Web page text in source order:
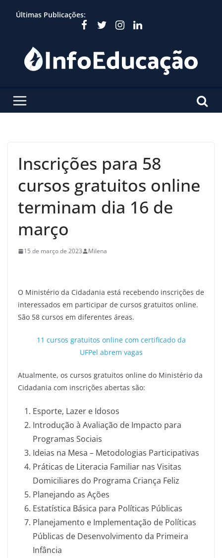
Últimas Publicações:
Inscrições para 58
cursos gratuitos online
terminam dia 16 de
março
15 de março de 2023 Milena
O Ministério da Cidadania está recebendo inscrições de
interessados em participar de cursos gratuitos online.
São 58 cursos em diferentes áreas.
11 cursos gratuitos online com certificado da
UFPel abrem vagas
Atualmente, os cursos gratuitos online do Ministério da
Cidadania com inscrições abertas são:
Esporte, Lazer e Idosos
Introdução à Avaliação de Impacto para
Programas Sociais
Ideias na Mesa – Metodologias Participativas
Práticas de Literacia Familiar nas Visitas
Domiciliares do Programa Criança Feliz
Planejando as Ações
Estatística Básica para Políticas Públicas
Planejamento e Implementação de Políticas
Públicas de Desenvolvimento da Primeira
Infância